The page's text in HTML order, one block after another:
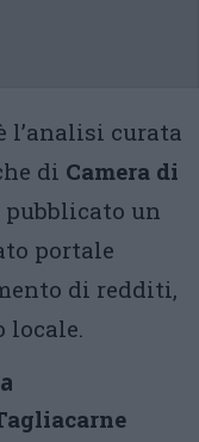
l’analisi curata
di Camera di
pubblicato un
portale
di redditi,
locale.